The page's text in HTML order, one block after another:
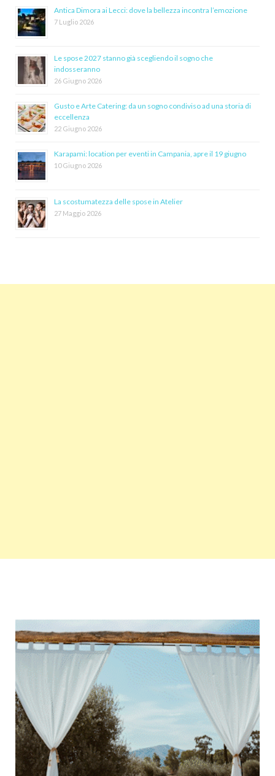
Antica Dimora ai Lecci: dove la bellezza incontra l’emozione
7 Luglio 2026
Le spose 2027 stanno già scegliendo il sogno che
indosseranno
26 Giugno 2026
Gusto e Arte Catering: da un sogno condiviso ad una storia di
eccellenza
22 Giugno 2026
Karapami: location per eventi in Campania, apre il 19 giugno
10 Giugno 2026
La scostumatezza delle spose in Atelier
27 Maggio 2026